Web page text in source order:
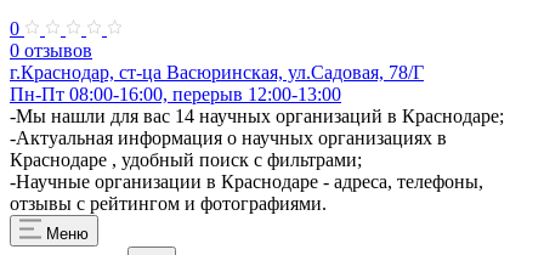
0
0 отзывов
г.Краснодар, ст-ца Васюринская, ул.Садовая, 78/Г
Пн-Пт 08:00-16:00, перерыв 12:00-13:00
-Мы нашли для вас 14 научных организаций в Краснодаре;
-Актуальная информация о научных организациях в
Краснодаре , удобный поиск с фильтрами;
-Научные организации в Краснодаре - адреса, телефоны,
отзывы с рейтингом и фотографиями.
Меню